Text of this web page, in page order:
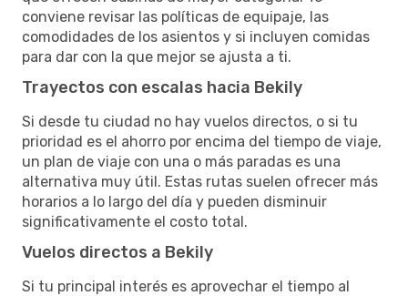
conviene revisar las políticas de equipaje, las
comodidades de los asientos y si incluyen comidas
para dar con la que mejor se ajusta a ti.
Trayectos con escalas hacia Bekily
Si desde tu ciudad no hay vuelos directos, o si tu
prioridad es el ahorro por encima del tiempo de viaje,
un plan de viaje con una o más paradas es una
alternativa muy útil. Estas rutas suelen ofrecer más
horarios a lo largo del día y pueden disminuir
significativamente el costo total.
Vuelos directos a Bekily
Si tu principal interés es aprovechar el tiempo al